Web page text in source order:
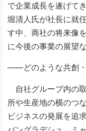
で企業成長を遂げて
堀清人氏が社長に就
す中、商社の将来像
に今後の事業の展望
――どのような共創・
自社グループ内の
所や生産地の横のつ
ビジネスの発展を追